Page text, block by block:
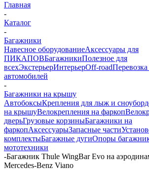
Главная
-
Каталог
-
Багажники
Навесное оборудованиеАксессуары для
ПИКАПОВБагажникиПолезное для
всехЭкстерьерИнтерьерOff-roadПеревозка
автомобилей
-
Багажники на крышу
АвтобоксыКрепления для лыж и
на крышуВелокрепления на фаркоп
дверьГрузовые корзиныБагажники на
фаркопАксессуарыЗапасные части
комплектыБагажные дугиОпоры
мототехники
-Багажник Thule WingBar Evo на
Mercedes-Benz Viano